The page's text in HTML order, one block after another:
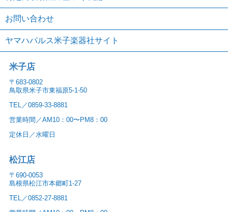
お問い合わせ
ヤマハパルス米子楽器社サイト
米子店
〒683-0802
鳥取県米子市東福原5-1-50
TEL／0859-33-8881
営業時間／AM10：00〜PM8：00
定休日／水曜日
松江店
〒690-0053
島根県松江市本郷町1-27
TEL／0852-27-8881